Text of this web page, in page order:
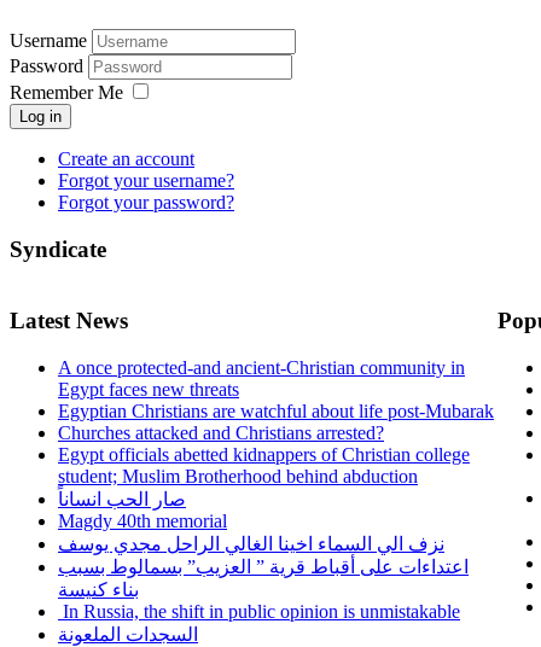
Username
Password
Remember Me
Log in
Create an account
Forgot your username?
Forgot your password?
Syndicate
Latest News
A once protected-and ancient-Christian community in
Egypt faces new threats
Egyptian Christians are watchful about life post-Mubarak
Churches attacked and Christians arrested?
Egypt officials abetted kidnappers of Christian college
student; Muslim Brotherhood behind abduction
صار الحب انساناً
Magdy 40th memorial
نزف الي السماء اخينا الغالي الراحل مجدي يوسف
اعتداءات على أقباط قرية ” العزيب” بسمالوط بسبب
بناء كنيسة
In Russia, the shift in public opinion is unmistakable
السجدات الملعونة